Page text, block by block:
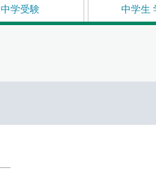
中学受験 中学生